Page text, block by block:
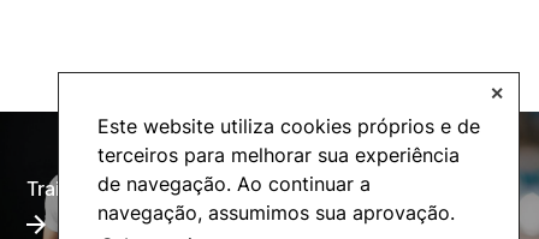
Este website utiliza cookies próprios e de
terceiros para melhorar sua experiência
de navegação. Ao continuar a
navegação, assumimos sua aprovação.
✕
Training Offer Alumni